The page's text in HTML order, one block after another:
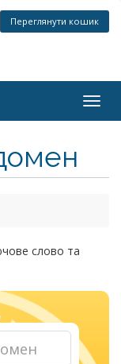
Переглянути кошик
слово та